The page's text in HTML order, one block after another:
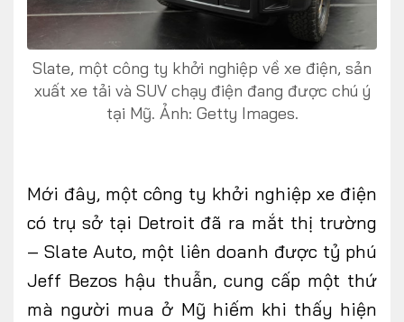
FOLLOW US
Youtube
0972271616
ngocvu.vneconomy@gmail.com
Slate, một công ty khởi nghiệp về xe điện, sản
xuất xe tải và SUV chạy điện đang được chú ý
tại Mỹ. Ảnh: Getty Images.
Mới đây, một công ty khởi nghiệp xe điện
có trụ sở tại Detroit đã ra mắt thị trường
– Slate Auto, một liên doanh được tỷ phú
Jeff Bezos hậu thuẫn, cung cấp một thứ
mà người mua ở Mỹ hiếm khi thấy hiện